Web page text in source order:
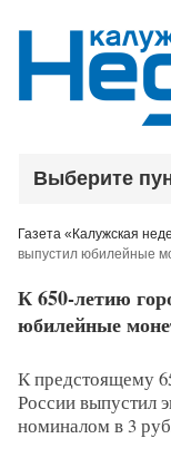
Выберите
Газета «Калужская
выпустил юбилейные
К 650-летию
юбилейные
К предстоящему
России выпустил
номиналом в 3